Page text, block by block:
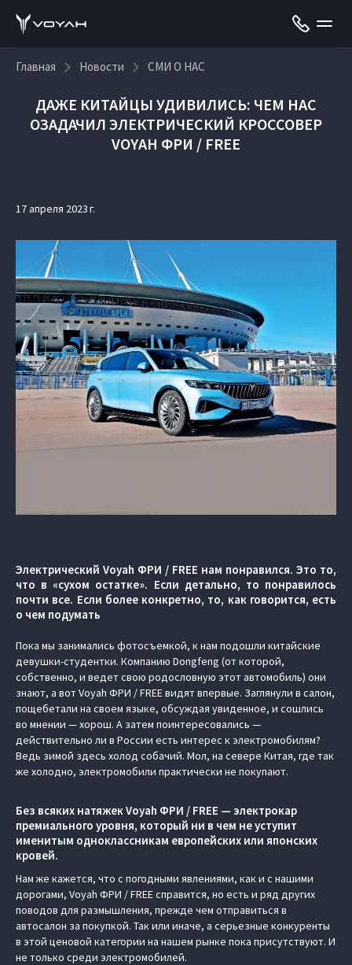
Главная Новости СМИ О НАС
ДАЖЕ КИТАЙЦЫ УДИВИЛИСЬ: ЧЕМ НАС
ОЗАДАЧИЛ ЭЛЕКТРИЧЕСКИЙ КРОССОВЕР
VOYAH ФРИ / FREE
17 апреля 2023 г.
Электрический Voyah ФРИ / FREE нам понравился. Это то,
что в «сухом остатке». Если детально, то понравилось
почти все. Если более конкретно, то, как говорится, есть
о чем подумать
Пока мы занимались фотосъемкой, к нам подошли китайские
девушки-студентки. Компанию Dongfeng (от которой,
собственно, и ведет свою родословную этот автомобиль) они
знают, а вот Voyah ФРИ / FREE видят впервые. Заглянули в салон,
пощебетали на своем языке, обсуждая увиденное, и сошлись
во мнении — хорош. А затем поинтересовались —
действительно ли в России есть интерес к электромобилям?
Ведь зимой здесь холод собачий. Мол, на севере Китая, где так
же холодно, электромобили практически не покупают.
Без всяких натяжек Voyah ФРИ / FREE — электрокар
премиального уровня, который ни в чем не уступит
именитым одноклассникам европейских или японских
кровей.
Нам же кажется, что с погодными явлениями, как и с нашими
дорогами, Voyah ФРИ / FREE справится, но есть и ряд других
поводов для размышления, прежде чем отправиться в
автосалон за покупкой. Так или иначе, а серьезные конкуренты
в этой ценовой категории на нашем рынке пока присутствуют. И
не только среди электромобилей.